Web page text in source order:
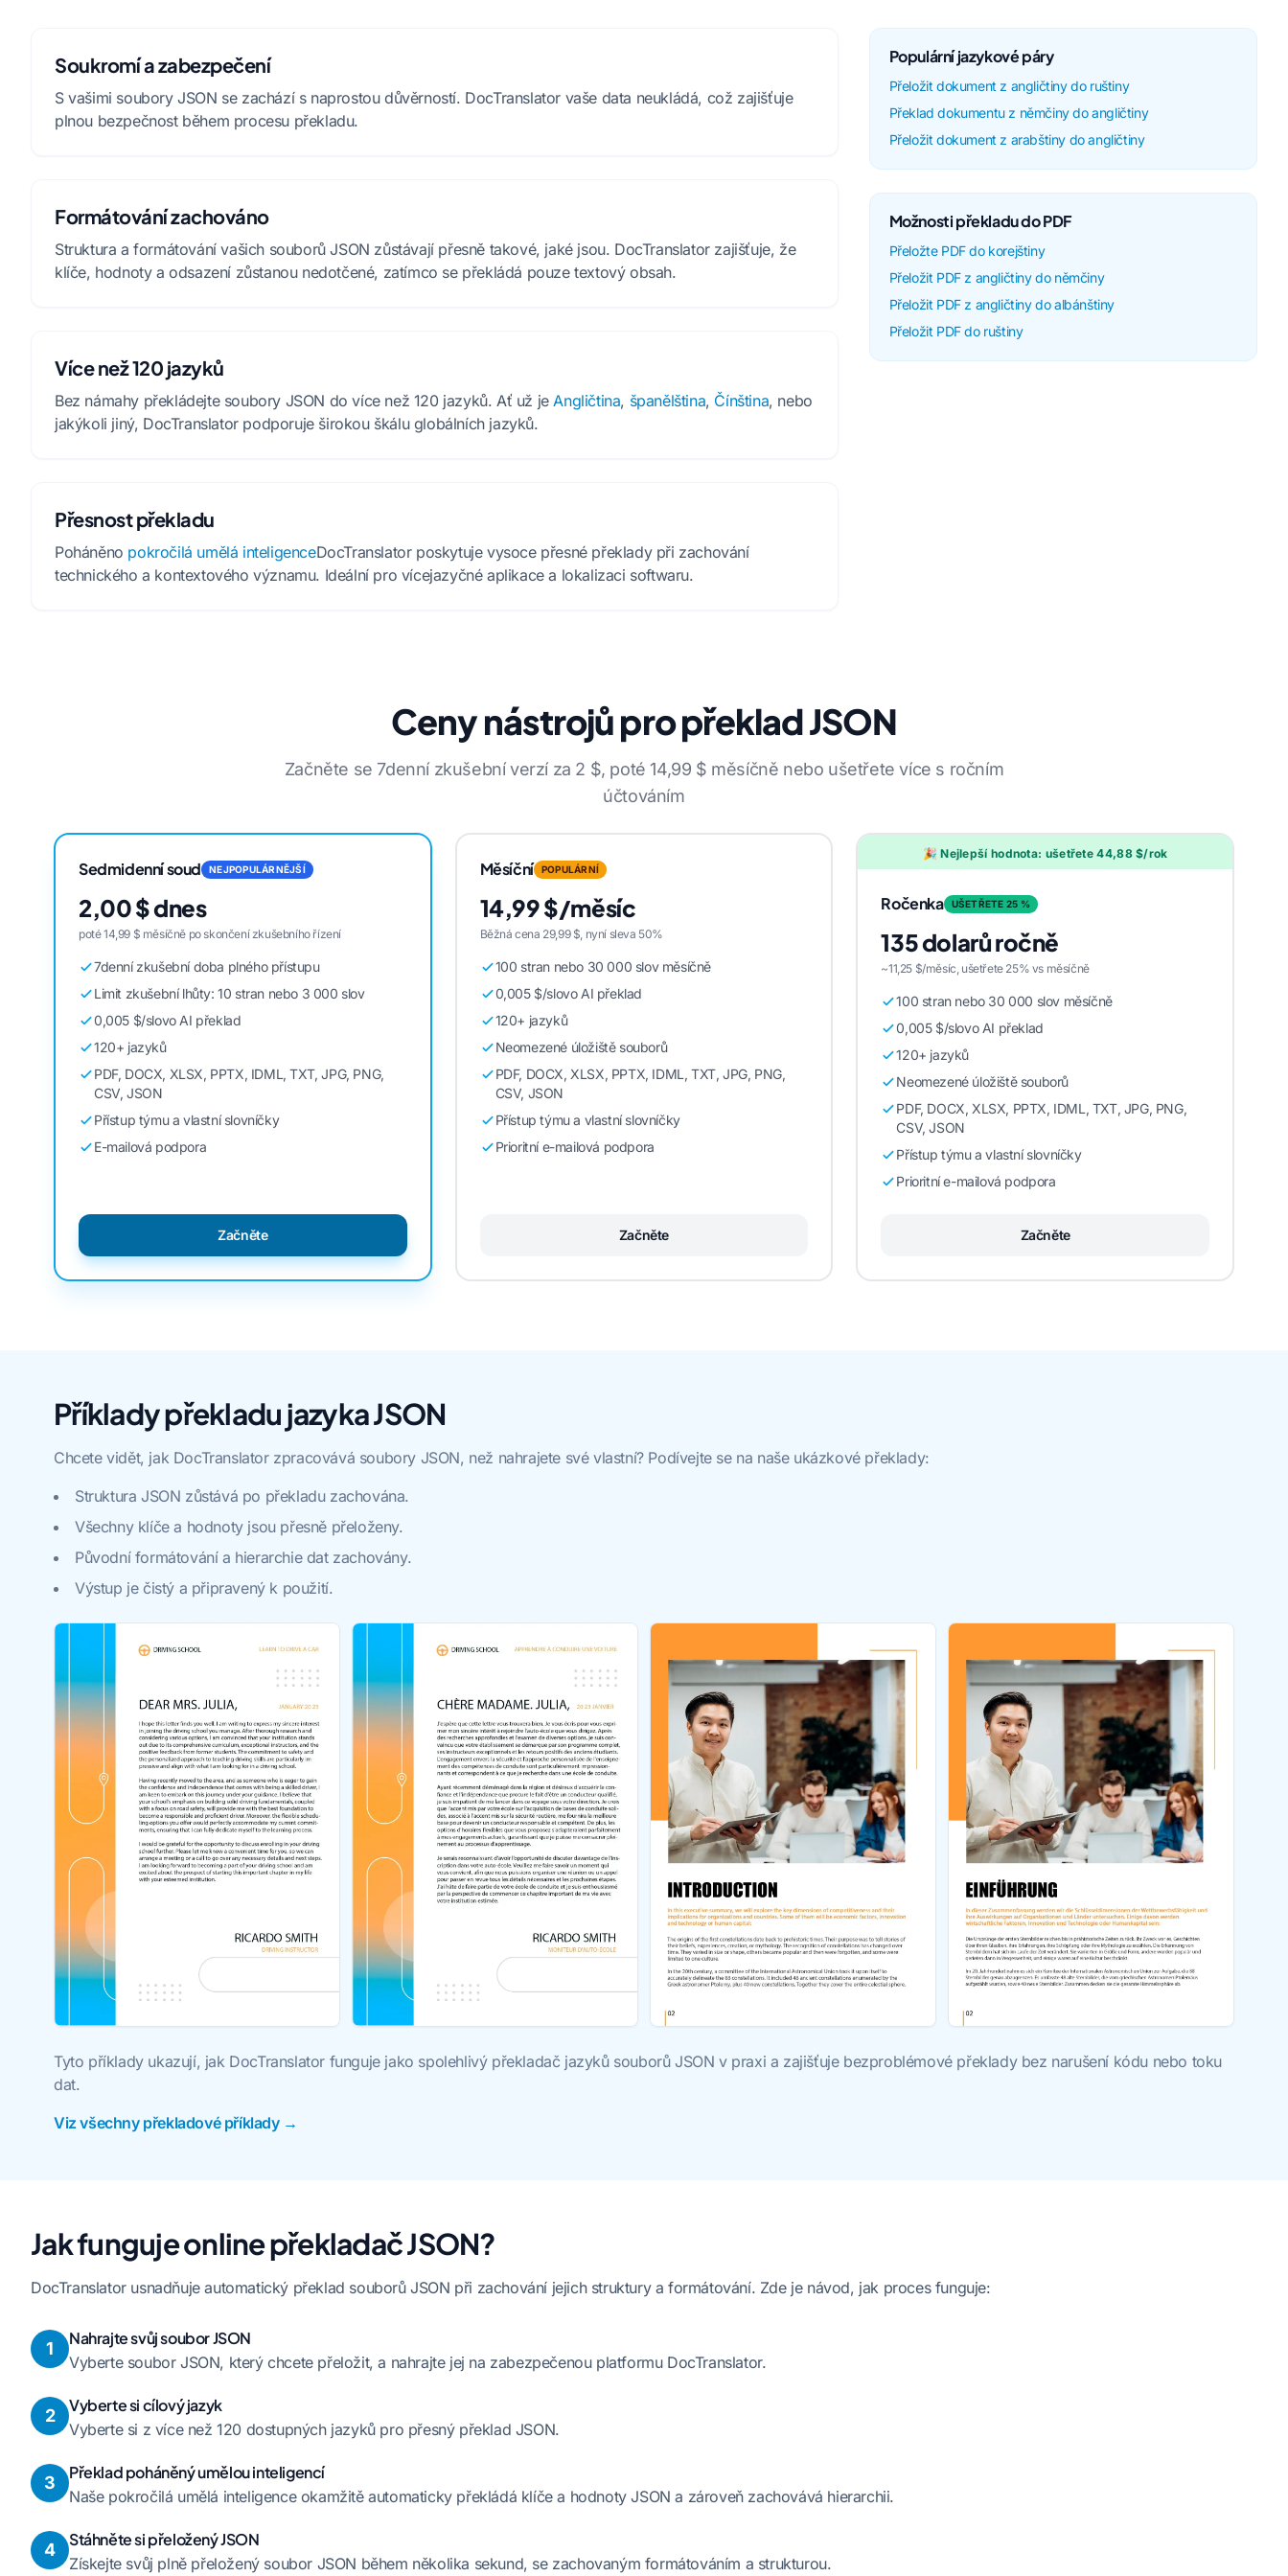
Soukromí a zabezpečení
S vašimi soubory JSON se zachází s naprostou důvěrností. DocTranslator vaše data neukládá, což zajišťuje
plnou bezpečnost během procesu překladu.
Formátování zachováno
Struktura a formátování vašich souborů JSON zůstávají přesně takové, jaké jsou. DocTranslator zajišťuje, že
klíče, hodnoty a odsazení zůstanou nedotčené, zatímco se překládá pouze textový obsah.
Více než 120 jazyků
Bez námahy překládejte soubory JSON do více než 120 jazyků. Ať už jeAngličtina, španělština, Čínština, nebo
jakýkoli jiný, DocTranslator podporuje širokou škálu globálních jazyků.
Přesnost překladu
Poháněno pokročilá umělá inteligenceDocTranslator poskytuje vysoce přesné překlady při zachování
technického a kontextového významu. Ideální pro vícejazyčné aplikace a lokalizaci softwaru.
Populární jazykové páry
Přeložit dokument z angličtiny do ruštiny
Překlad dokumentu z němčiny do angličtiny
Přeložit dokument z arabštiny do angličtiny
Možnosti překladu do PDF
Přeložte PDF do korejštiny
Přeložit PDF z angličtiny do němčiny
Přeložit PDF z angličtiny do albánštiny
Přeložit PDF do ruštiny
Ceny nástrojů pro překlad JSON
Začněte se 7denní zkušební verzí za 2 $, poté 14,99 $ měsíčně nebo ušetřete více s ročním
účtováním
Sedmidenní soud NEJPOPULÁRNĚJŠÍ
2,00 $ dnes
poté 14,99 $ měsíčně po skončení zkušebního řízení
7denní zkušební doba plného přístupu
Limit zkušební lhůty: 10 stran nebo 3 000 slov
0,005 $/slovo AI překlad
120+ jazyků
PDF, DOCX, XLSX, PPTX, IDML, TXT, JPG, PNG,
CSV, JSON
Přístup týmu a vlastní slovníčky
E-mailová podpora
Začněte
Měsíční POPULÁRNÍ
14,99 $/měsíc
Běžná cena 29,99 $, nyní sleva 50%
100 stran nebo 30 000 slov měsíčně
0,005 $/slovo AI překlad
120+ jazyků
Neomezené úložiště souborů
PDF, DOCX, XLSX, PPTX, IDML, TXT, JPG, PNG,
CSV, JSON
Přístup týmu a vlastní slovníčky
Prioritní e-mailová podpora
Začněte
🎉 Nejlepší hodnota: ušetřete 44,88 $/rok
Ročenka UŠETŘETE 25 %
135 dolarů ročně
~11,25 $/měsíc, ušetřete 25% vs měsíčně
100 stran nebo 30 000 slov měsíčně
0,005 $/slovo AI překlad
120+ jazyků
Neomezené úložiště souborů
PDF, DOCX, XLSX, PPTX, IDML, TXT, JPG, PNG,
CSV, JSON
Přístup týmu a vlastní slovníčky
Prioritní e-mailová podpora
Začněte
Příklady překladu jazyka JSON
Chcete vidět, jak DocTranslator zpracovává soubory JSON, než nahrajete své vlastní? Podívejte se na naše ukázkové překlady:
Struktura JSON zůstává po překladu zachována.
Všechny klíče a hodnoty jsou přesně přeloženy.
Původní formátování a hierarchie dat zachovány.
Výstup je čistý a připravený k použití.
Tyto příklady ukazují, jak DocTranslator funguje jako spolehlivý překladač jazyků souborů JSON v praxi a zajišťuje bezproblémové překlady bez narušení kódu nebo toku
dat.
Viz všechny překladové příklady →
Jak funguje online překladač JSON?
DocTranslator usnadňuje automatický překlad souborů JSON při zachování jejich struktury a formátování. Zde je návod, jak proces funguje:
1
Nahrajte svůj soubor JSON
Vyberte soubor JSON, který chcete přeložit, a nahrajte jej na zabezpečenou platformu DocTranslator.
2
Vyberte si cílový jazyk
Vyberte si z více než 120 dostupných jazyků pro přesný překlad JSON.
3
Překlad poháněný umělou inteligencí
Naše pokročilá umělá inteligence okamžitě automaticky překládá klíče a hodnoty JSON a zároveň zachovává hierarchii.
4
Stáhněte si přeložený JSON
Získejte svůj plně přeložený soubor JSON během několika sekund, se zachovaným formátováním a strukturou.